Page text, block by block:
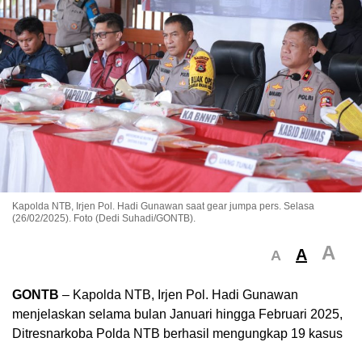
Kapolda NTB, Irjen Pol. Hadi Gunawan saat gear jumpa pers. Selasa
(26/02/2025). Foto (Dedi Suhadi/GONTB).
A A A
GONTB – Kapolda NTB, Irjen Pol. Hadi Gunawan
menjelaskan selama bulan Januari hingga Februari 2025,
Ditresnarkoba Polda NTB berhasil mengungkap 19 kasus